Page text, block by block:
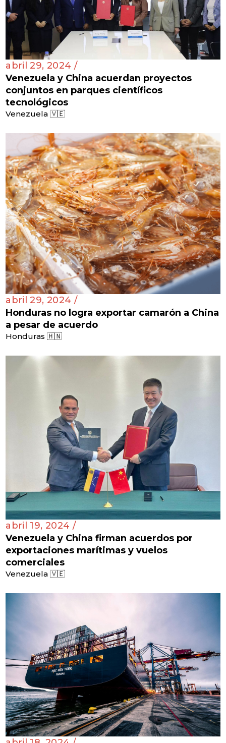
abril 29, 2024 /
Venezuela y China acuerdan proyectos
conjuntos en parques científicos
tecnológicos
Venezuela 🇻🇪
abril 29, 2024 /
Honduras no logra exportar camarón a China
a pesar de acuerdo
Honduras 🇭🇳
abril 19, 2024 /
Venezuela y China firman acuerdos por
exportaciones marítimas y vuelos
comerciales
Venezuela 🇻🇪